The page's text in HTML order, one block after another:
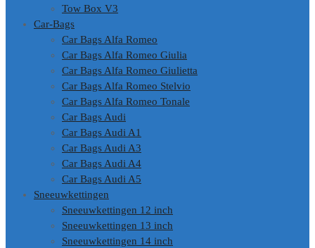
Tow Box V3
Car-Bags
Car Bags Alfa Romeo
Car Bags Alfa Romeo Giulia
Car Bags Alfa Romeo Giulietta
Car Bags Alfa Romeo Stelvio
Car Bags Alfa Romeo Tonale
Car Bags Audi
Car Bags Audi A1
Car Bags Audi A3
Car Bags Audi A4
Car Bags Audi A5
Sneeuwkettingen
Sneeuwkettingen 12 inch
Sneeuwkettingen 13 inch
Sneeuwkettingen 14 inch